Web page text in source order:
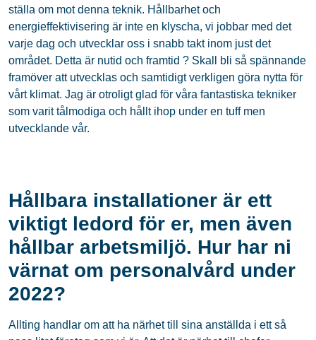
ställa om mot denna teknik. Hållbarhet och
energieffektivisering är inte en klyscha, vi jobbar med det
varje dag och utvecklar oss i snabb takt inom just det
området. Detta är nutid och framtid ? Skall bli så spännande
framöver att utvecklas och samtidigt verkligen göra nytta för
vårt klimat. Jag är otroligt glad för våra fantastiska tekniker
som varit tålmodiga och hållt ihop under en tuff men
utvecklande vår.
Hållbara installationer är ett
viktigt ledord för er, men även
hållbar arbetsmiljö. Hur har ni
värnat om personalvård under
2022?
Allting handlar om att ha närhet till sina anställda i ett så